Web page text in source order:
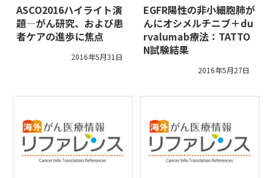
ASCO2016ハイライト演
題―がん研究、および患
者ケアの進歩に焦点
2016年5月31日
EGFR陽性の非小細胞肺が
んにオシメルチニブ＋du
rvalumab療法：TATTO
N試験結果
2016年5月27日